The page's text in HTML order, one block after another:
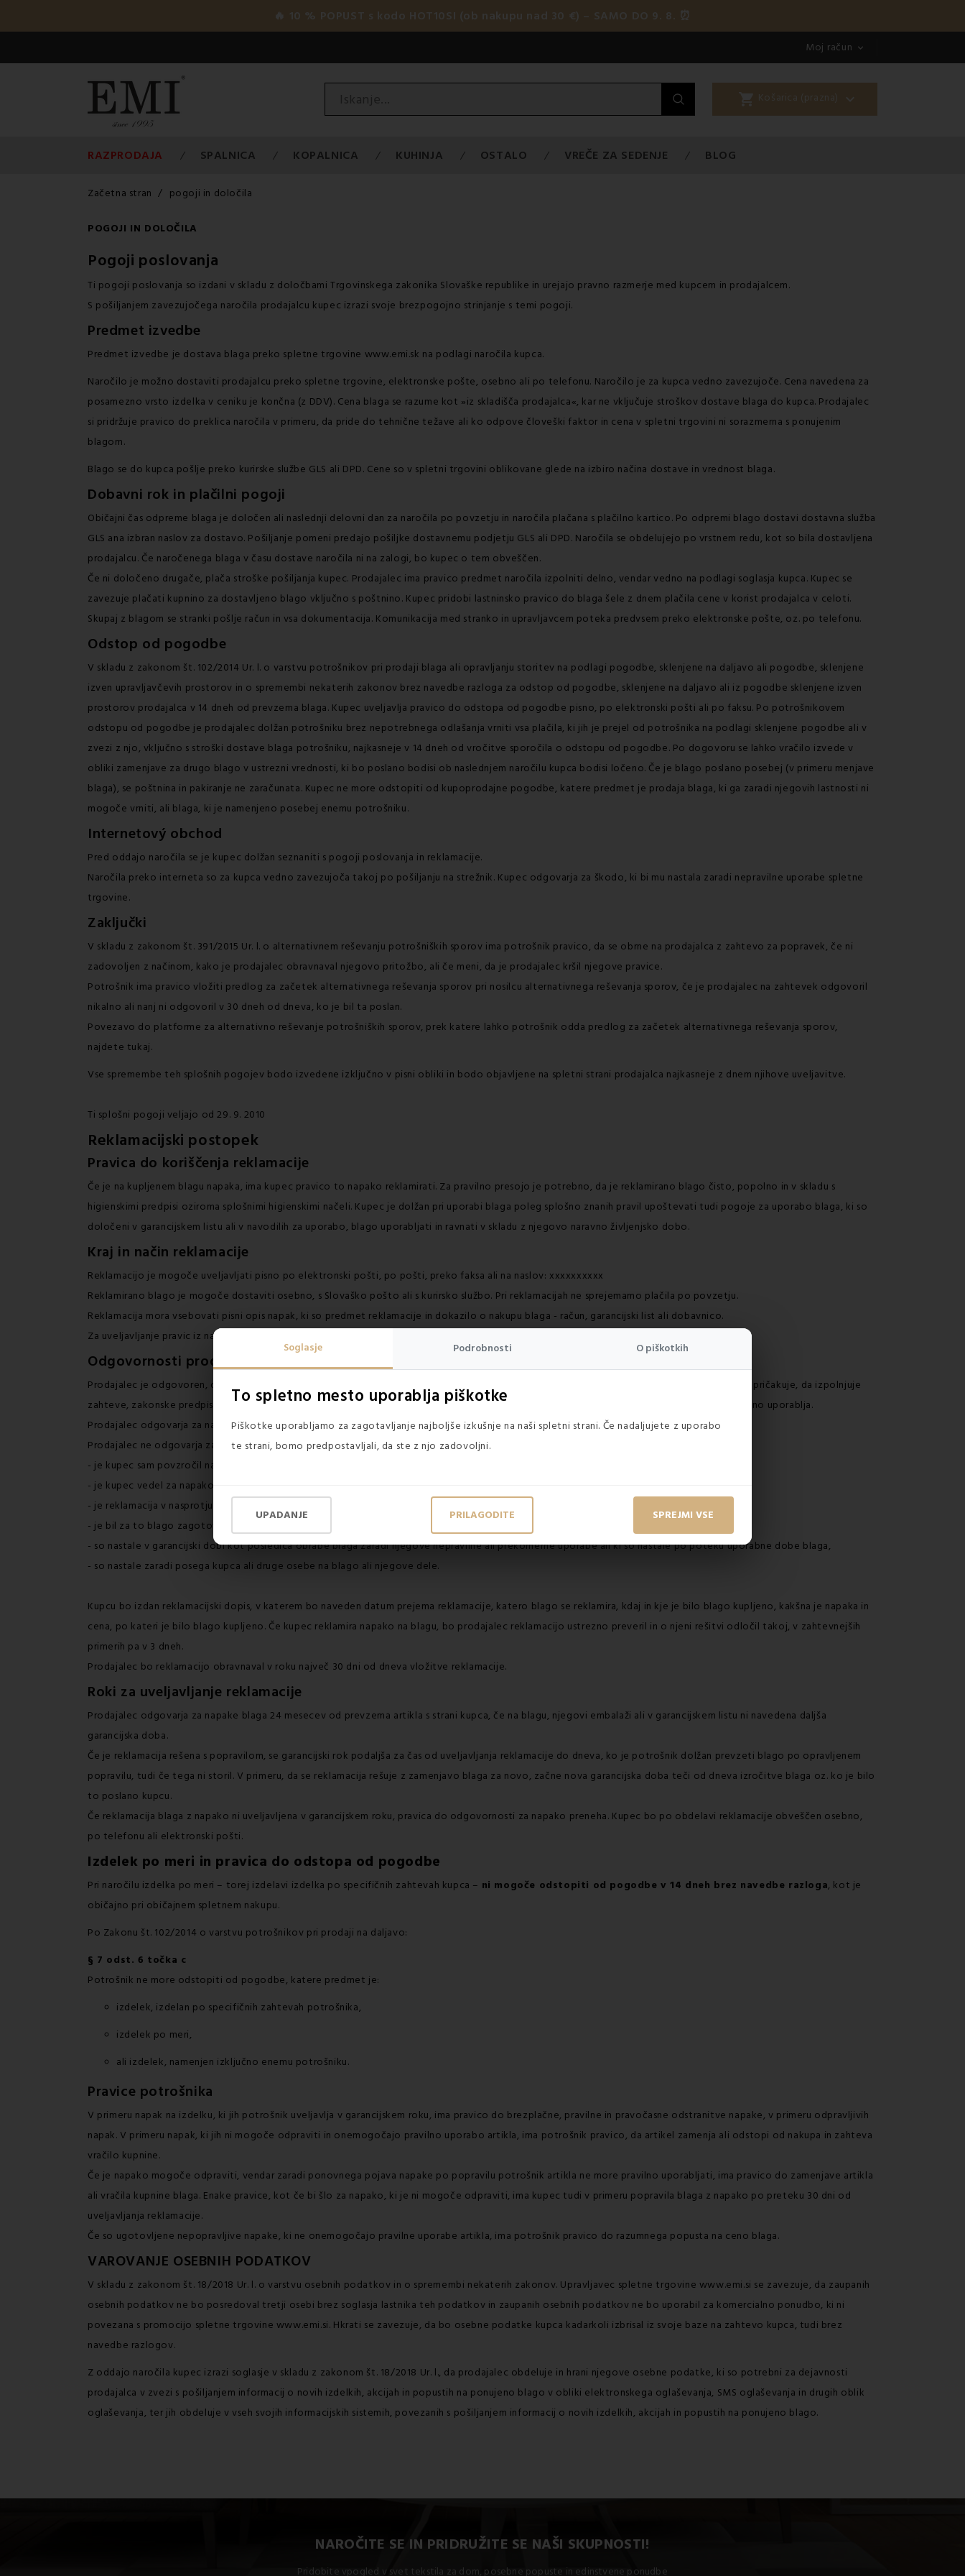
Soglasje Podrobnosti O piškotkih
To spletno mesto uporablja piškotke
Piškotke uporabljamo za zagotavljanje najboljše izkušnje na naši spletni strani. Če nadaljujete z uporabo
te strani, bomo predpostavljali, da ste z njo zadovoljni.
UPADANJE PRILAGODITE SPREJMI VSE
🔥 10 % POPUST s kodo HOT10SI (ob nakupu nad 30 €) – SAMO DO 9. 8. ⏰
Moj račun 
shopping_cart Košarica (prazna) 
RAZPRODAJA SPALNICA KOPALNICA KUHINJA OSTALO VREČE ZA SEDENJE BLOG
Začetna stran pogoji in določila
POGOJI IN DOLOČILA
Pogoji poslovanja
Ti pogoji poslovanja so izdani v skladu z določbami Trgovinskega zakonika Slovaške republike in urejajo pravno razmerje med kupcem in prodajalcem.
S pošiljanjem zavezujočega naročila prodajalcu kupec izrazi svoje brezpogojno strinjanje s temi pogoji.
Predmet izvedbe
Predmet izvedbe je dostava blaga preko spletne trgovine www.emi.sk na podlagi naročila kupca.
Naročilo je možno dostaviti prodajalcu preko spletne trgovine, elektronske pošte, osebno ali po telefonu. Naročilo je za kupca vedno zavezujoče. Cena navedena za
posamezno vrsto izdelka v ceniku je končna (z DDV). Cena blaga se razume kot »iz skladišča prodajalca«, kar ne vključuje stroškov dostave blaga do kupca. Prodajalec
si pridržuje pravico do preklica naročila v primeru, da pride do tehnične težave ali ko odpove človeški faktor in cena v spletni trgovini ni sorazmerna s ponujenim
blagom.
Blago se do kupca pošlje preko kurirske službe GLS ali DPD. Cene so v spletni trgovini oblikovane glede na izbiro načina dostave in vrednost blaga.
Dobavni rok in plačilni pogoji
Običajni čas odpreme blaga je določen ali naslednji delovni dan za naročila po povzetju in naročila plačana s plačilno kartico. Po odpremi blago dostavi dostavna služba
GLS ana izbran naslov za dostavo. Pošiljanje pomeni predajo pošiljke dostavnemu podjetju GLS ali DPD. Naročila se obdelujejo po vrstnem redu, kot so bila dostavljena
prodajalcu. Če naročenega blaga v času dostave naročila ni na zalogi, bo kupec o tem obveščen.
Če ni določeno drugače, plača stroške pošiljanja kupec. Prodajalec ima pravico predmet naročila izpolniti delno, vendar vedno na podlagi soglasja kupca. Kupec se
zavezuje plačati kupnino za dostavljeno blago vključno s poštnino. Kupec pridobi lastninsko pravico do blaga šele z dnem plačila cene v korist prodajalca v celoti.
Skupaj z blagom se stranki pošlje račun in vsa dokumentacija. Komunikacija med stranko in upravljavcem poteka predvsem preko elektronske pošte, oz. po telefonu.
Odstop od pogodbe
V skladu z zakonom št. 102/2014 Ur. l. o varstvu potrošnikov pri prodaji blaga ali opravljanju storitev na podlagi pogodbe, sklenjene na daljavo ali pogodbe, sklenjene
izven upravljavčevih prostorov in o spremembi nekaterih zakonov brez navedbe razloga za odstop od pogodbe, sklenjene na daljavo ali iz pogodbe sklenjene izven
prostorov prodajalca v 14 dneh od prevzema blaga. Kupec uveljavlja pravico do odstopa od pogodbe pisno, po elektronski pošti ali po faksu. Po potrošnikovem
odstopu od pogodbe je prodajalec dolžan potrošniku brez nepotrebnega odlašanja vrniti vsa plačila, ki jih je prejel od potrošnika na podlagi sklenjene pogodbe ali v
zvezi z njo, vključno s stroški dostave blaga potrošniku, najkasneje v 14 dneh od vročitve sporočila o odstopu od pogodbe. Po dogovoru se lahko vračilo izvede v
obliki zamenjave za drugo blago v ustrezni vrednosti, ki bo poslano bodisi ob naslednjem naročilu kupca bodisi ločeno. Če je blago poslano posebej (v primeru menjave
blaga), se poštnina in pakiranje ne zaračunata. Kupec ne more odstopiti od kupoprodajne pogodbe, katere predmet je prodaja blaga, ki ga zaradi njegovih lastnosti ni
mogoče vrniti, ali blaga, ki je namenjeno posebej enemu potrošniku.
Internetový obchod
Pred oddajo naročila se je kupec dolžan seznaniti s pogoji poslovanja in reklamacije.
Naročila preko interneta so za kupca vedno zavezujoča takoj po pošiljanju na strežnik. Kupec odgovarja za škodo, ki bi mu nastala zaradi nepravilne uporabe spletne
trgovine.
Zaključki
V skladu z zakonom št. 391/2015 Ur. l. o alternativnem reševanju potrošniških sporov ima potrošnik pravico, da se obrne na prodajalca z zahtevo za popravek, če ni
zadovoljen z načinom, kako je prodajalec obravnaval njegovo pritožbo, ali če meni, da je prodajalec kršil njegove pravice.
Potrošnik ima pravico vložiti predlog za začetek alternativnega reševanja sporov pri nosilcu alternativnega reševanja sporov, če je prodajalec na zahtevek odgovoril
nikalno ali nanj ni odgovoril v 30 dneh od dneva, ko je bil ta poslan.
Povezavo do platforme za alternativno reševanje potrošniških sporov, prek katere lahko potrošnik odda predlog za začetek alternativnega reševanja sporov,
najdete tukaj.
Vse spremembe teh splošnih pogojev bodo izvedene izključno v pisni obliki in bodo objavljene na spletni strani prodajalca najkasneje z dnem njihove uveljavitve.
Ti splošni pogoji veljajo od 29. 9. 2010
Reklamacijski postopek
Pravica do koriščenja reklamacije
Če je na kupljenem blagu napaka, ima kupec pravico to napako reklamirati. Za pravilno presojo je potrebno, da je reklamirano blago čisto, popolno in v skladu s
higienskimi predpisi oziroma splošnimi higienskimi načeli. Kupec je dolžan pri uporabi blaga poleg splošno znanih pravil upoštevati tudi pogoje za uporabo blaga, ki so
določeni v garancijskem listu ali v navodilih za uporabo, blago uporabljati in ravnati v skladu z njegovo naravno življenjsko dobo.
Kraj in način reklamacije
Reklamacijo je mogoče uveljavljati pisno po elektronski pošti, po pošti, preko faksa ali na naslov: xxxxxxxxxx
Reklamirano blago je mogoče dostaviti osebno, s Slovaško pošto ali s kurirsko službo. Pri reklamacijah ne sprejemamo plačila po povzetju.
Reklamacija mora vsebovati pisni opis napak, ki so predmet reklamacije in dokazilo o nakupu blaga - račun, garancijski list ali dobavnico.
Za uveljavljanje pravic iz naslova odgovornosti za napake (reklamacijo) vedno zadošča eden od navedenih dokumentov.
Odgovornosti prodajalca
Prodajalec je odgovoren, da ima prodani artikel kakovost in uporabne lastnosti, ki jih prodajalec ali proizvajalec običajno zahteva, opisuje ali pričakuje, da izpolnjuje
zahteve, zakonske predpise, je v določeni količini in ustreza namenu, ki ga prodajalec navaja za uporabo artikla oziroma za kar se stvar običajno uporablja.
Prodajalec odgovarja za napake, ki nastanejo na blagu po prevzemu (nakupu) blaga v garancijski dobi.
Prodajalec ne odgovarja za napake, če:
- je kupec sam povzročil napako,
- je kupec vedel za napako na blagu, preden je blago prevzel,
- je reklamacija v nasprotju z naravo blaga, predvsem s potekom roka uporabnosti blaga,
- je bil za to blago zagotovljen popust od cene blaga,
- so nastale v garancijski dobi kot posledica obrabe blaga zaradi njegove nepravilne ali prekomerne uporabe ali ki so nastale po poteku uporabne dobe blaga,
- so nastale zaradi posega kupca ali druge osebe na blago ali njegove dele.
Kupcu bo izdan reklamacijski dopis, v katerem bo naveden datum prejema reklamacije, katero blago se reklamira, kdaj in kje je bilo blago kupljeno, kakšna je napaka in
cena, po kateri je bilo blago kupljeno. Če kupec reklamira napako na blagu, bo prodajalec reklamacijo ustrezno preveril in o njeni rešitvi odločil takoj, v zahtevnejših
primerih pa v 3 dneh.
Prodajalec bo reklamacijo obravnaval v roku največ 30 dni od dneva vložitve reklamacije.
Roki za uveljavljanje reklamacije
Prodajalec odgovarja za napake blaga 24 mesecev od prevzema artikla s strani kupca, če na blagu, njegovi embalaži ali v garancijskem listu ni navedena daljša
garancijska doba.
Če je reklamacija rešena s popravilom, se garancijski rok podaljša za čas od uveljavljanja reklamacije do dneva, ko je potrošnik dolžan prevzeti blago po opravljenem
popravilu, tudi če tega ni storil. V primeru, da se reklamacija rešuje z zamenjavo blaga za novo, začne nova garancijska doba teči od dneva izročitve blaga oz. ko je bilo
to poslano kupcu.
Če reklamacija blaga z napako ni uveljavljena v garancijskem roku, pravica do odgovornosti za napako preneha. Kupec bo po obdelavi reklamacije obveščen osebno,
po telefonu ali elektronski pošti.
Izdelek po meri in pravica do odstopa od pogodbe
Pri naročilu izdelka po meri – torej izdelavi izdelka po specifičnih zahtevah kupca – ni mogoče odstopiti od pogodbe v 14 dneh brez navedbe razloga, kot je
običajno pri običajnem spletnem nakupu.
Po Zakonu št. 102/2014 o varstvu potrošnikov pri prodaji na daljavo:
§ 7 odst. 6 točka c
Potrošnik ne more odstopiti od pogodbe, katere predmet je:
izdelek, izdelan po specifičnih zahtevah potrošnika,
izdelek po meri,
ali izdelek, namenjen izključno enemu potrošniku.
Pravice potrošnika
V primeru napak na izdelku, ki jih potrošnik uveljavlja v garancijskem roku, ima pravico do brezplačne, pravilne in pravočasne odstranitve napake, v primeru odpravljivih
napak. V primeru napak, ki jih ni mogoče odpraviti in onemogočajo pravilno uporabo artikla, ima potrošnik pravico, da artikel zamenja ali odstopi od nakupa in zahteva
vračilo kupnine.
Če je napako mogoče odpraviti, vendar zaradi ponovnega pojava napake po popravilu potrošnik artikla ne more pravilno uporabljati, ima pravico do zamenjave artikla
ali vračila kupnine blaga. Enake pravice, kot če bi šlo za napako, ki je ni mogoče odpraviti, ima kupec tudi v primeru popravila blaga z napako po preteku 30 dni od
uveljavljanja reklamacije.
Če so ugotovljene nepopravljive napake, ki ne onemogočajo pravilne uporabe artikla, ima potrošnik pravico do razumnega popusta na ceno blaga.
VAROVANJE OSEBNIH PODATKOV
V skladu z zakonom št. 18/2018 Ur. l. o varstvu osebnih podatkov in o spremembi nekaterih zakonov. Upravljavec spletne trgovine www.emi.si se zavezuje, da zaupanih
osebnih podatkov ne bo posredoval tretji osebi brez soglasja lastnika teh podatkov in zaupanih osebnih podatkov ne bo uporabil za komercialno ponudbo, ki ni
povezana s promocijo spletne trgovine www.emi.si. Hkrati se zavezuje, da bo osebne podatke kupca kadarkoli izbrisal iz svoje baze na zahtevo kupca, tudi brez
navedbe razlogov.
Z oddajo naročila kupec izrazi soglasje v skladu z zakonom št. 18/2018 Ur. l., da prodajalec obdeluje in hrani njegove osebne podatke, ki so potrebni za dejavnosti
prodajalca v zvezi s pošiljanjem informacij o novih izdelkih, akcijah in popustih na ponujeno blago v obliki elektronskega oglaševanja, SMS oglaševanja in drugih oblik
oglaševanja, ter jih obdeluje v vseh svojih informacijskih sistemih, povezanih s pošiljanjem informacij o novih izdelkih, akcijah in popustih na ponujeno blago.
NAROČITE SE IN PRIDRUŽITE SE NAŠI SKUPNOSTI!
Pridobite vpogled v svet tekstila za dom, posebne popuste in edinstvene ponudbe